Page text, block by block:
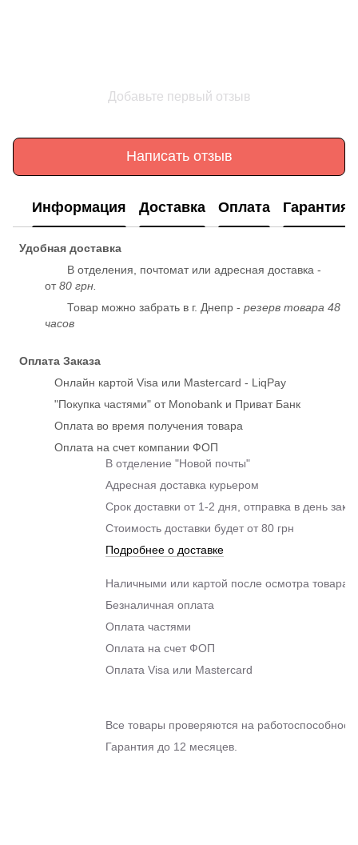
Добавьте первый отзыв
Написать отзыв
Информация Доставка Оплата Гарантия
Удобная доставка
В отделения, почтомат или адресная доставка -
от80 грн.
Товар можно забрать в г. Днепр - резерв товара 48
часов
Оплата Заказа
Онлайн картой Visa или Mastercard - LiqPay
"Покупка частями" от Monobank и Приват Банк
Оплата во время получения товара
Оплата на счет компании ФОП
В отделение "Новой почты"
Адресная доставка курьером
Срок доставки от 1-2 дня, отправка в день
Стоимость доставки будет от 80 грн
Подробнее о доставке
Наличными или картой после осмотра товара
Безналичная оплата
Оплата частями
Оплата на счет ФОП
Оплата Visa или Mastercard
Все товары проверяются на
Гарантия до 12 месяцев.